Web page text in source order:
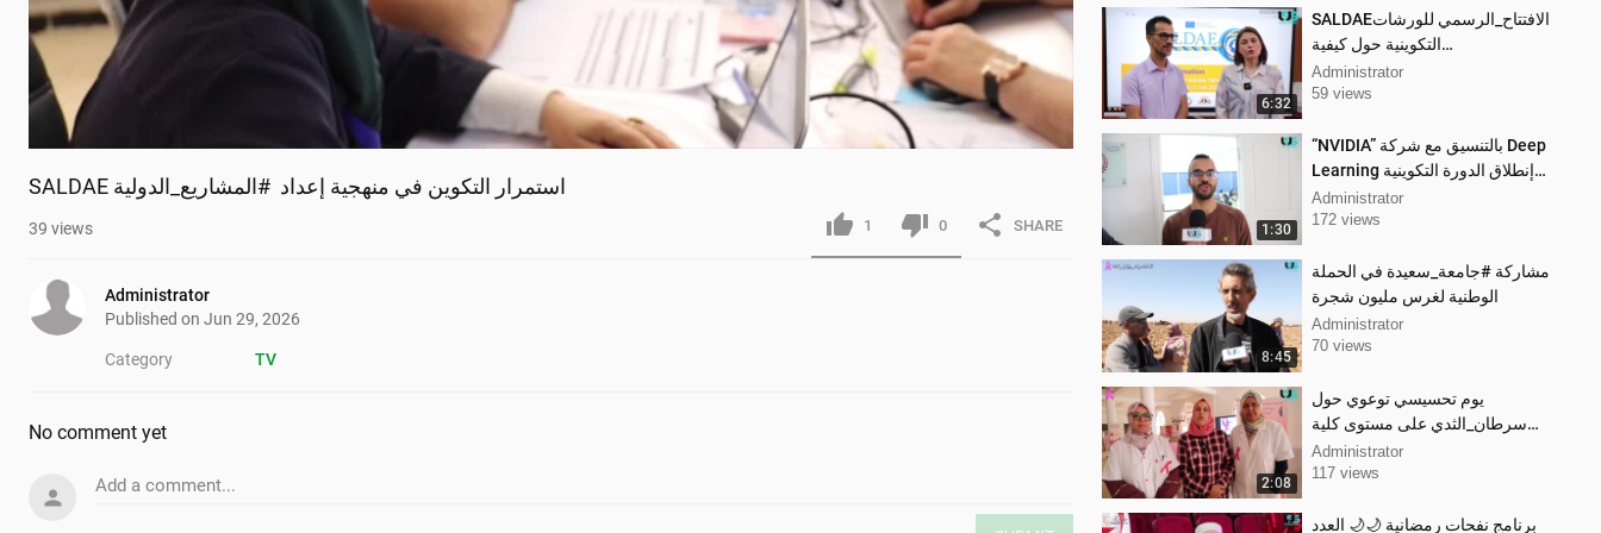
6:32
SALDAEالافتتاح_الرسمي للورشات
التكوينية حول كيفية
تطويروهيكلةالمشاريع الدولية في إطار
لبرنامج الدول
Administrator
59 views
1:30
“NVIDIA” بالتنسيق مع شركة Deep
Learning إنطلاق الدورة التكوينية
للدفعة الأولى حول التعلم العميق
Administrator
172 views
8:45
مشاركة #جامعة_سعيدة في الحملة
الوطنية لغرس مليون شجرة
Administrator
70 views
2:08
يوم تحسيسي توعوي حول
سرطان_الثدي على مستوى كلية
التكنولوجيا
Administrator
117 views
برنامج نفحات رمضانية 🌙🌙 العدد
SALDAE استمرار التكوين في منهجية إعداد  #المشاريع_الدولية
39 views 1 0 SHARE
Administrator
Published on Jun 29, 2026
Category TV
No comment yet
Add a comment...